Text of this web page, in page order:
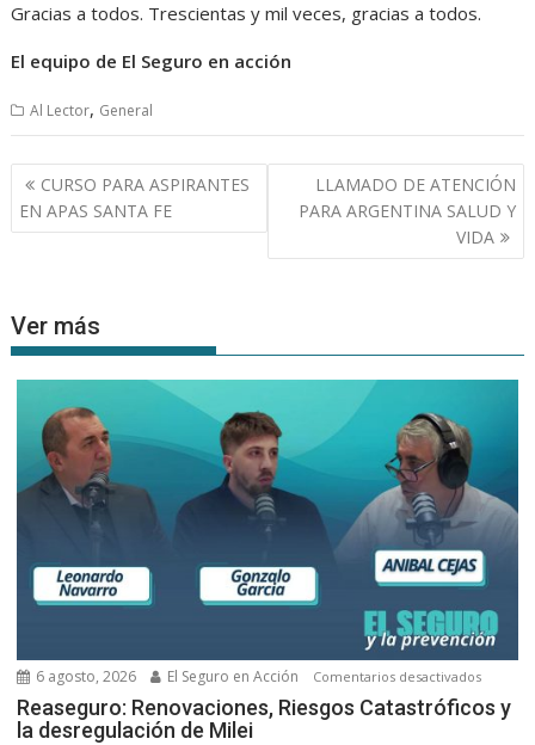
Gracias a todos. Trescientas y mil veces, gracias a todos.
El equipo de El Seguro en acción
Al Lector, General
Navegación
de
entradas
CURSO PARA ASPIRANTES
EN APAS SANTA FE
LLAMADO DE ATENCIÓN
PARA ARGENTINA SALUD Y
VIDA
Ver más
6 agosto, 2026 El Seguro en Acción Comentarios desactivadosen
Reaseguro: Renovaciones, Riesgos Catastróficos y
la desregulación de Milei